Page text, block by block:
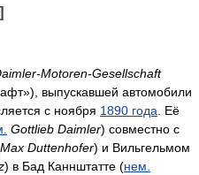
Motoren-Gesellschaft
выпускавшей автомобили
с ноября 1890 года. Её
Gottlieb Daimler) совместно с
Max Duttenhofer) и Вильгельмом
) в Бад Каннштатте (нем.